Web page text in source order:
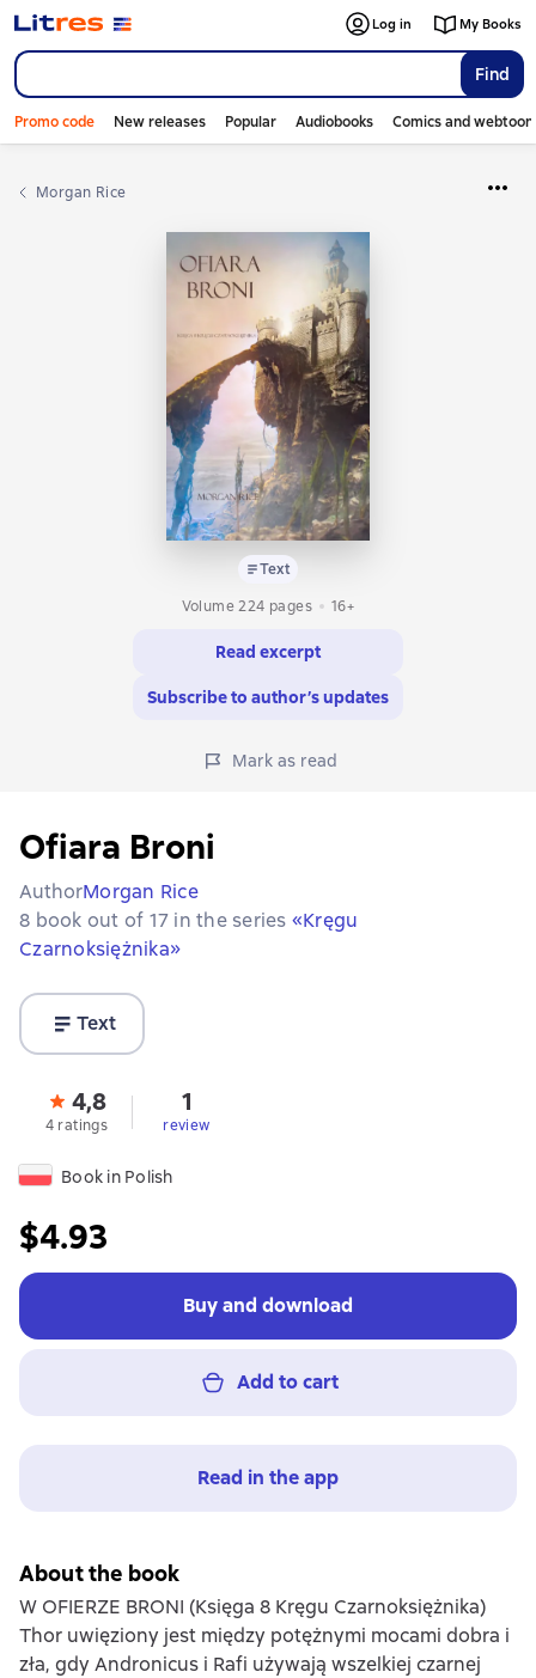
Find
Log in My Books
Promo code New releases Popular Audiobooks Comics and
Morgan Rice
Text
Volume 224 pages
16+
Read excerpt
Subscribe to author’s updates
Mark as read
Ofiara Broni
AuthorMorgan Rice
8 book out of 17 in the series «Kręgu
Czarnoksiężnika»
Text
4,8
4 ratings
1
review
Book in Polish
$4.93
Buy and download
Add to cart
Read in the app
About the book
W OFIERZE BRONI (Księga 8 Kręgu Czarnoksiężnika)
Thor uwięziony jest między potężnymi mocami dobra i
zła, gdy Andronicus i Rafi używają wszelkiej czarnej